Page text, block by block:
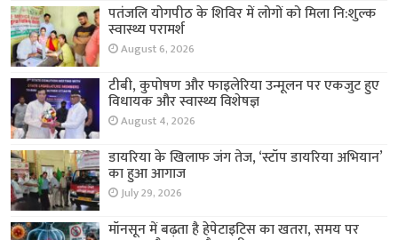
पतंजलि योगपीठ के शिविर में लोगों को मिला नि:शुल्क
स्वास्थ्य परामर्श
August 6, 2026
टीबी, कुपोषण और फाइलेरिया उन्मूलन पर एकजुट हुए
विधायक और स्वास्थ्य विशेषज्ञ
August 4, 2026
डायरिया के खिलाफ जंग तेज, ‘स्टॉप डायरिया अभियान’
का हुआ आगाज
July 29, 2026
मॉनसून में बढ़ता है हेपेटाइटिस का खतरा, समय पर